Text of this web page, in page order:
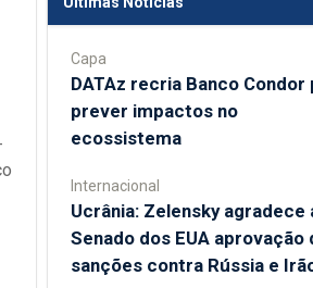
Capa
DATAz recria Banco Condor
prever impactos no
ecossistema
Internacional
Ucrânia: Zelensky agradece
Senado dos EUA aprovação
sanções contra Rússia e